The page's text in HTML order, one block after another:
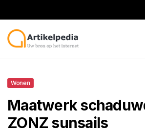
Wonen
Maatwerk
ZONZ sunsails